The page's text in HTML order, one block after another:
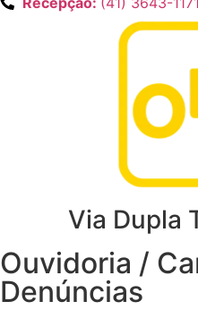
Via Dupla
Ouvidoria /
Denúncias